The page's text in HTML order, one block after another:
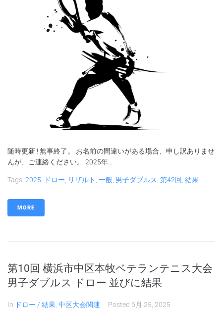
随時更新 ! 無事終了。 お名前の間違いがある場合、申し訳ありませ
んが、ご連絡ください。 2025年...
Tags: 2025 ドロー リザルト 一般 男子ダブルス 第42回 結果
MORE
第10回 横浜市中区本牧ベテランテニス大会
男子ダブルス ドロー 並びに結果
In ドロー / 結果 中区大会関連 Posted 6月 25, 2025